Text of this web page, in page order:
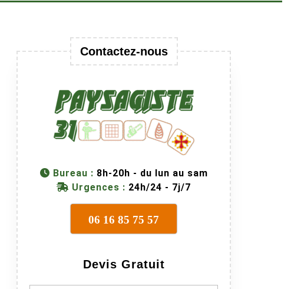
Contactez-nous
Bureau : 8h-20h - du lun au sam
Urgences : 24h/24 - 7j/7
06 16 85 75 57
Devis Gratuit